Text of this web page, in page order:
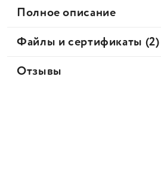
Полное описание
Файлы и сертификаты (2)
Отзывы